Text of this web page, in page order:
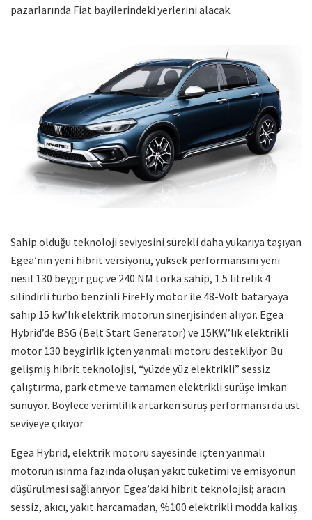
pazarlarında Fiat bayilerindeki yerlerini alacak.
Sahip olduğu teknoloji seviyesini sürekli daha yukarıya taşıyan
Egea’nın yeni hibrit versiyonu, yüksek performansını yeni
nesil 130 beygir güç ve 240 NM torka sahip, 1.5 litrelik 4
silindirli turbo benzinli FireFly motor ile 48-Volt bataryaya
sahip 15 kw’lık elektrik motorun sinerjisinden alıyor. Egea
Hybrid’de BSG (Belt Start Generator) ve 15KW’lık elektrikli
motor 130 beygirlik içten yanmalı motoru destekliyor. Bu
gelişmiş hibrit teknolojisi, “yüzde yüz elektrikli” sessiz
çalıştırma, park etme ve tamamen elektrikli sürüşe imkan
sunuyor. Böylece verimlilik artarken sürüş performansı da üst
seviyeye çıkıyor.
Egea Hybrid, elektrik motoru sayesinde içten yanmalı
motorun ısınma fazında oluşan yakıt tüketimi ve emisyonun
düşürülmesi sağlanıyor. Egea’daki hibrit teknolojisi; aracın
sessiz, akıcı, yakıt harcamadan, %100 elektrikli modda kalkış